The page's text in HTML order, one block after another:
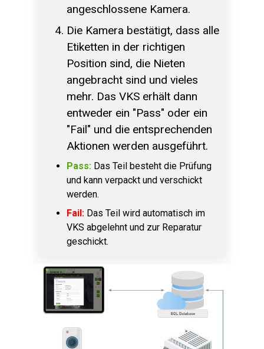
angeschlossene Kamera.
Die Kamera bestätigt, dass alle
Etiketten in der richtigen
Position sind, die Nieten
angebracht sind und vieles
mehr. Das VKS erhält dann
entweder ein "Pass" oder ein
"Fail" und die entsprechenden
Aktionen werden ausgeführt.
Pass:Das Teil besteht die Prüfung
und kann verpackt und verschickt
werden.
Fail: Das Teil wird automatisch im
VKS abgelehnt und zur Reparatur
geschickt.